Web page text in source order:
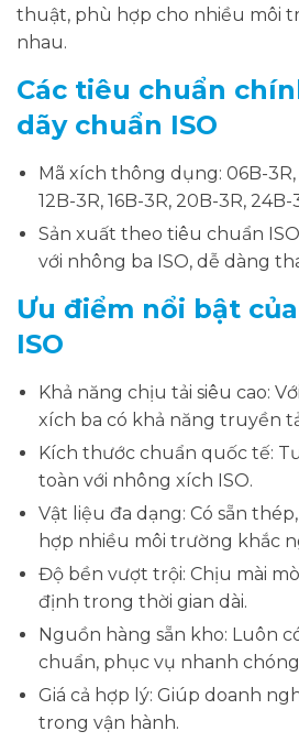
thuật, phù hợp cho nhiều môi
nhau.
Các tiêu chuẩn
dãy chuẩn ISO
Mã xích thông dụng: 06B-3R,
12B-3R, 16B-3R, 20B-3R,
Sản xuất theo tiêu chuẩn
với nhông ba ISO, dễ dàng
Ưu điểm nổi bật
ISO
Khả năng chịu tải siêu cao:
xích ba có khả năng truyền
Kích thước chuẩn quốc tế:
toàn với nhông xích ISO.
Vật liệu đa dạng: Có sẵn
hợp nhiều môi trường khắc
Độ bền vượt trội: Chịu mài
định trong thời gian dài.
Nguồn hàng sẵn kho: Luôn
chuẩn, phục vụ nhanh
Giá cả hợp lý: Giúp doanh
trong vận hành.